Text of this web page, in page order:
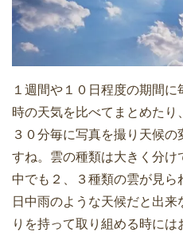
１週間や１０日程度の期間
時の天気を比べてまとめたり
３０分毎に写真を撮り天候
すね。雲の種類は大きく分
中でも２、３種類の雲が見ら
日中雨のような天候だと出
りを持って取り組める時には